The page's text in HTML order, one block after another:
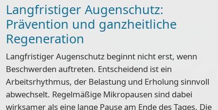
Langfristiger Augenschutz:
Prävention und ganzheitliche
Regeneration
Langfristiger Augenschutz beginnt nicht erst, wenn
Beschwerden auftreten. Entscheidend ist ein
Arbeitsrhythmus, der Belastung und Erholung sinnvoll
abwechselt. Regelmäßige Mikropausen sind dabei
wirksamer als eine lange Pause am Ende des Tages. Die